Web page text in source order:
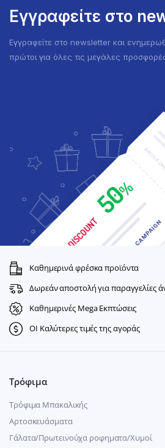
Εγγραφείτε στο
Εγγραφείτε στο newsletter και
πρώτοι για όλες τις μεγάλες
Καθημερινά φρέσκα προϊόντα
Δωρεάν αποστολή για παραγγελίες
Καθημερινές Mega Εκπτώσεις
ΟΙ Καλύτερες τιμές της αγοράς
Τρόφιμα
Τρόφιμα Μπακαλικής
Αρτοσκευάσματα
Γάλατα/Πρωτεινούχα ροφηματα/Χυμοί